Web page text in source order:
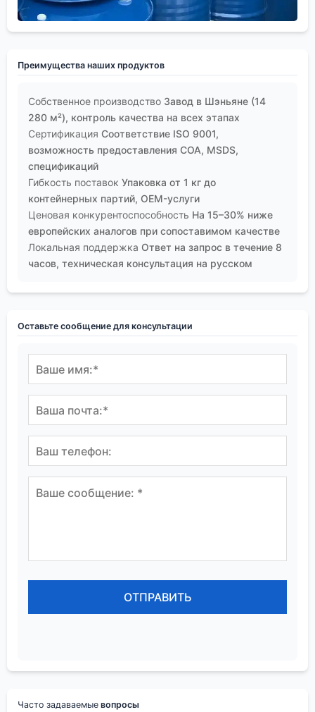
Преимущества наших продуктов
Собственное производство Завод в Шэньяне (14
280 м²), контроль качества на всех этапах
Сертификация Соответствие ISO 9001,
возможность предоставления COA, MSDS,
спецификаций
Гибкость поставок Упаковка от 1 кг до
контейнерных партий, OEM-услуги
Ценовая конкурентоспособность На 15–30% ниже
европейских аналогов при сопоставимом качестве
Локальная поддержка Ответ на запрос в течение 8
часов, техническая консультация на русском
Оставьте сообщение для консультации
Часто задаваемые вопросы